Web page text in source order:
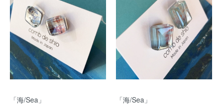
「海/Sea」
「海/Sea」